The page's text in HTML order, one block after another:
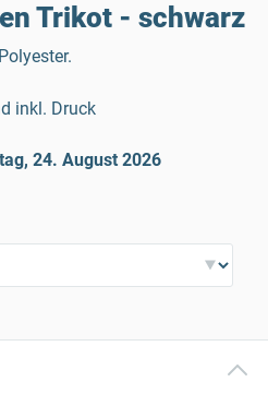
Trikot - schwarz
inkl. Druck
24. August 2026